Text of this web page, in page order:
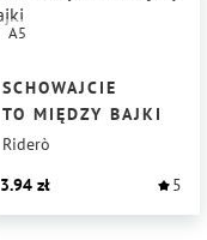
A5
SCHOWAJCIE
TO MIĘDZY BAJKI
Riderò
3.94
5